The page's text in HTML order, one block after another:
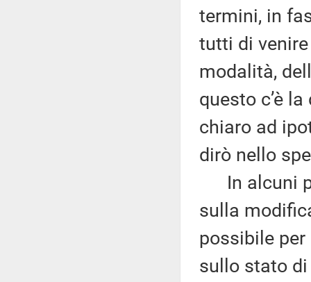
termini, in
tutti di
modalità,
questo c’è
chiaro ad
dirò nello
In alcuni
sulla
possibile
sullo stato di